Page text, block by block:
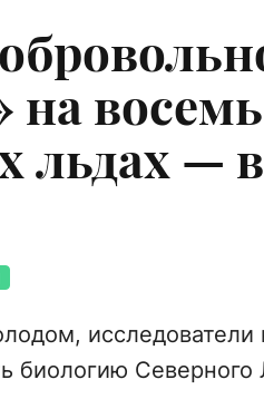
на
льдах —
биологию Северного